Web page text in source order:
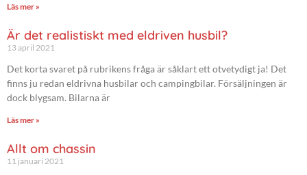
Läs mer »
Är det realistiskt med eldriven husbil?
13 april 2021
Det korta svaret på rubrikens fråga är såklart ett otvetydigt ja! Det
finns ju redan eldrivna husbilar och campingbilar. Försäljningen är
dock blygsam. Bilarna är
Läs mer »
Allt om chassin
11 januari 2021